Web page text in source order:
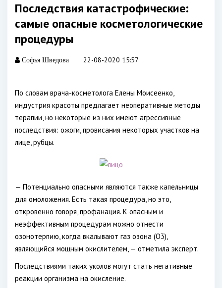
Последствия катастрофические:
самые опасные косметологические
процедуры
Софья Шведова 22-08-2020 15:57
По словам врача-косметолога Елены Моисеенко,
индустрия красоты предлагает неоперативные методы
терапии, но некоторые из них имеют агрессивные
последствия: ожоги, провисания некоторых участков на
лице, рубцы.
— Потенциально опасными являются также капельницы
для омоложения. Есть такая процедура, но это,
откровенно говоря, профанация. К опасным и
неэффективным процедурам можно отнести
озонотерпию, когда вкалывают газ озона (O3),
являющийся мощным окислителем, — отметила эксперт.
Последствиями таких уколов могут стать негативные
реакции организма на окисление.